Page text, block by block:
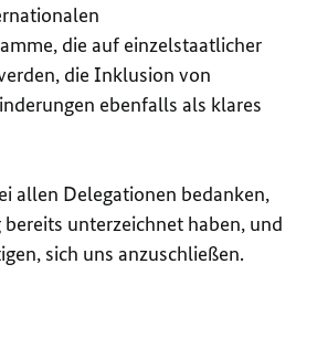
die auf einzelstaatlicher
die Inklusion von
ebenfalls als klares
allen Delegationen bedanken,
unterzeichnet haben, und
sich uns anzuschließen.